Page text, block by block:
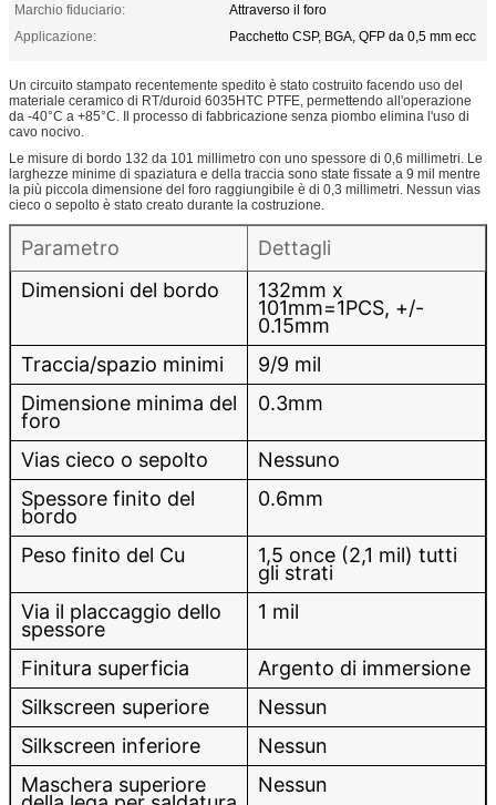
Marchio fiduciario:
Attraverso il foro
Applicazione:
Pacchetto CSP, BGA, QFP da 0,5 mm ecc
Un circuito stampato recentemente spedito è stato costruito facendo uso del
materiale ceramico di RT/duroid 6035HTC PTFE, permettendo all'operazione
da -40°C a +85°C. Il processo di fabbricazione senza piombo elimina l'uso di
cavo nocivo.
Le misure di bordo 132 da 101 millimetro con uno spessore di 0,6 millimetri. Le
larghezze minime di spaziatura e della traccia sono state fissate a 9 mil mentre
la più piccola dimensione del foro raggiungibile è di 0,3 millimetri. Nessun vias
cieco o sepolto è stato creato durante la costruzione.
Parametro
Dettagli
Dimensioni del bordo
132mm x
101mm=1PCS, +/-
0.15mm
Traccia/spazio minimi
9/9 mil
Dimensione minima del
foro
0.3mm
Vias cieco o sepolto
Nessuno
Spessore finito del
bordo
0.6mm
Peso finito del Cu 1,5 once (2,1 mil) tutti
gli strati
Via il placcaggio dello
spessore
1 mil
Finitura superficia
Argento di immersione
Silkscreen superiore
Nessun
Silkscreen inferiore
Nessun
Maschera superiore
Nessun